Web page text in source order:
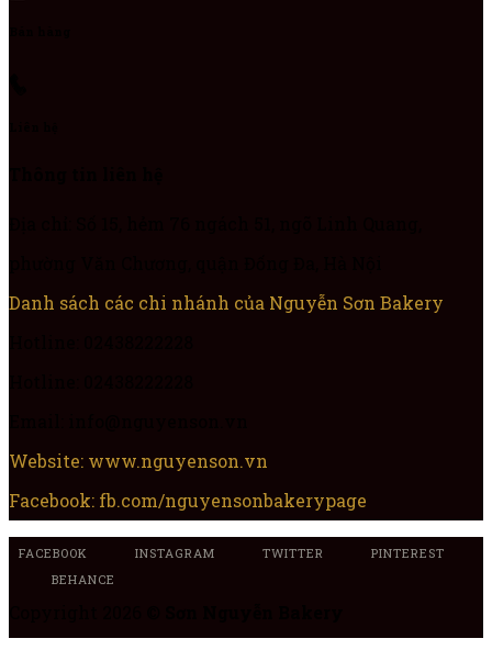
Danh sách các chi nhánh của Nguyễn Sơn Bakery
Website: www.nguyenson.vn
Facebook: fb.com/nguyensonbakerypage
FACEBOOK INSTAGRAM TWITTER
PINTEREST
BEHANCE